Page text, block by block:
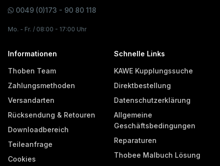
0049 (0)173 - 90 80 118
Mo. - Fr. / 08:00 - 17:00 Uhr
Informationen
Thoben Team
Zahlungsmethoden
Versandarten
Rücksendung & Retouren
Downloadbereich
Teileanfrage
Cookies
Schnelle Links
KAWE Kupplungssuche
Direktbestellung
Datenschutzerklärung
Allgemeine
Geschäftsbedingungen
Reparaturen
Thobee Malbuch Lösung